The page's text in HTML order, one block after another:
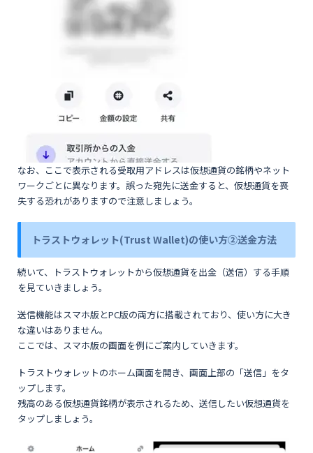
なお、ここで表示される受取用アドレスは仮想通貨の銘柄やネット
ワークごとに異なります。誤った宛先に送金すると、仮想通貨を喪
失する恐れがありますので注意しましょう。
トラストウォレット(Trust Wallet)の使い方②送金方法
続いて、トラストウォレットから仮想通貨を出金（送信）する手順
を見ていきましょう。
送信機能はスマホ版とPC版の両方に搭載されており、使い方に大き
な違いはありません。
ここでは、スマホ版の画面を例にご案内していきます。
トラストウォレットのホーム画面を開き、画面上部の「送信」をタ
ップします。
残高のある仮想通貨銘柄が表示されるため、送信したい仮想通貨を
タップしましょう。